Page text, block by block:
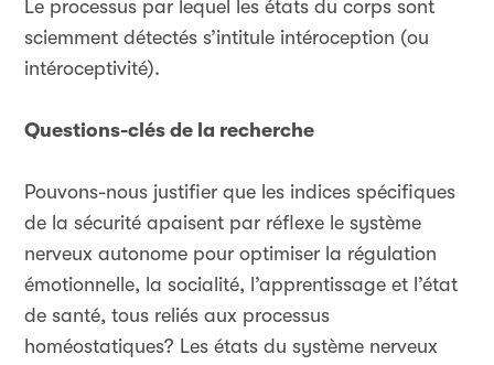
Le processus par lequel les états du corps sont
sciemment détectés s’intitule intéroception (ou
intéroceptivité).
Questions-clés de la recherche
Pouvons-nous justifier que les indices spécifiques
de la sécurité apaisent par réflexe le système
nerveux autonome pour optimiser la régulation
émotionnelle, la socialité, l’apprentissage et l’état
de santé, tous reliés aux processus
homéostatiques? Les états du système nerveux